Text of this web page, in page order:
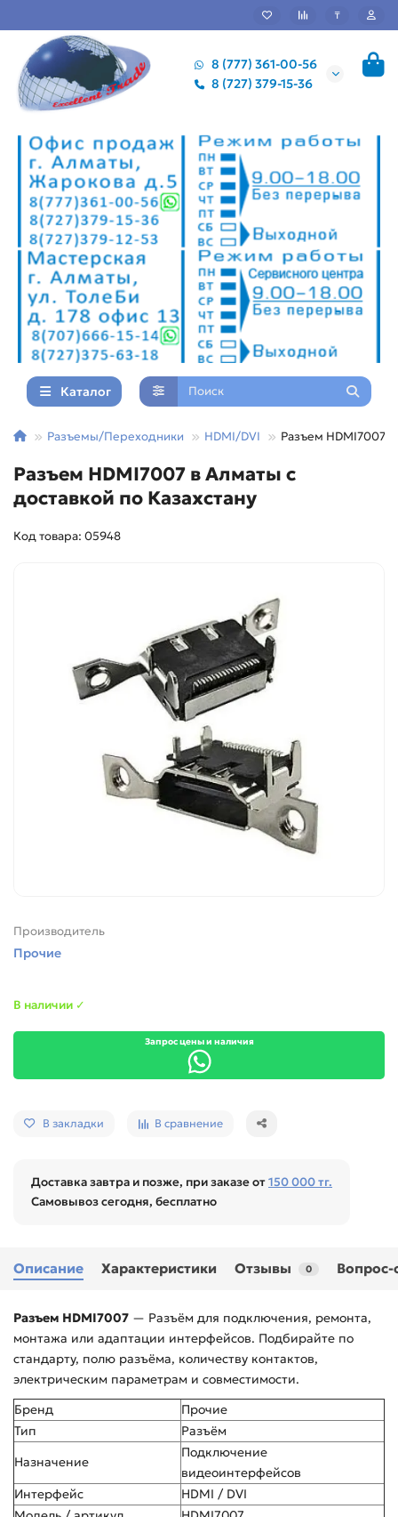
₸
8 (777) 361-00-56
8 (727) 379-15-36
Каталог
Разъемы/Переходники HDMI/DVI Разъем HDMI7007
Разъем HDMI7007 в Алматы с
доставкой по Казахстану
Код товара: 05948
Производитель
Прочие
В наличии ✓
Запрос цены и наличия
В закладки В сравнение
Доставка завтра и позже, при заказе от150 000 тг.
Самовывоз сегодня, бесплатно
Описание Характеристики Отзывы 0 Вопрос-
Разъем HDMI7007 — Разъём для подключения, ремонта,
монтажа или адаптации интерфейсов. Подбирайте по
стандарту, полю разъёма, количеству контактов,
электрическим параметрам и совместимости.
Бренд
Прочие
Тип
Разъём
Назначение
Подключение
видеоинтерфейсов
Интерфейс
HDMI / DVI